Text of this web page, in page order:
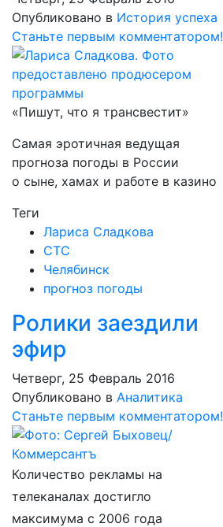
Опубликовано в История успеха
Станьте первым комментатором!
«Пишут, что я трансвестит»
Самая эротичная ведущая
прогноза погоды в России
о сыне, хамах и работе в казино
Теги
Лариса Сладкова
СТС
Челябинск
прогноз погоды
Ролики заездили
эфир
Четверг, 25 Февраль 2016
Опубликовано в Аналитика
Станьте первым комментатором!
Количество рекламы на
телеканалах достигло
максимума с 2006 года